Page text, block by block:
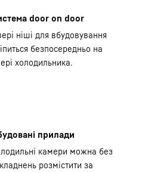
door on door
ніші для вбудовування
безпосередньо на
холодильника.
прилади
камери можна без
розмістити за